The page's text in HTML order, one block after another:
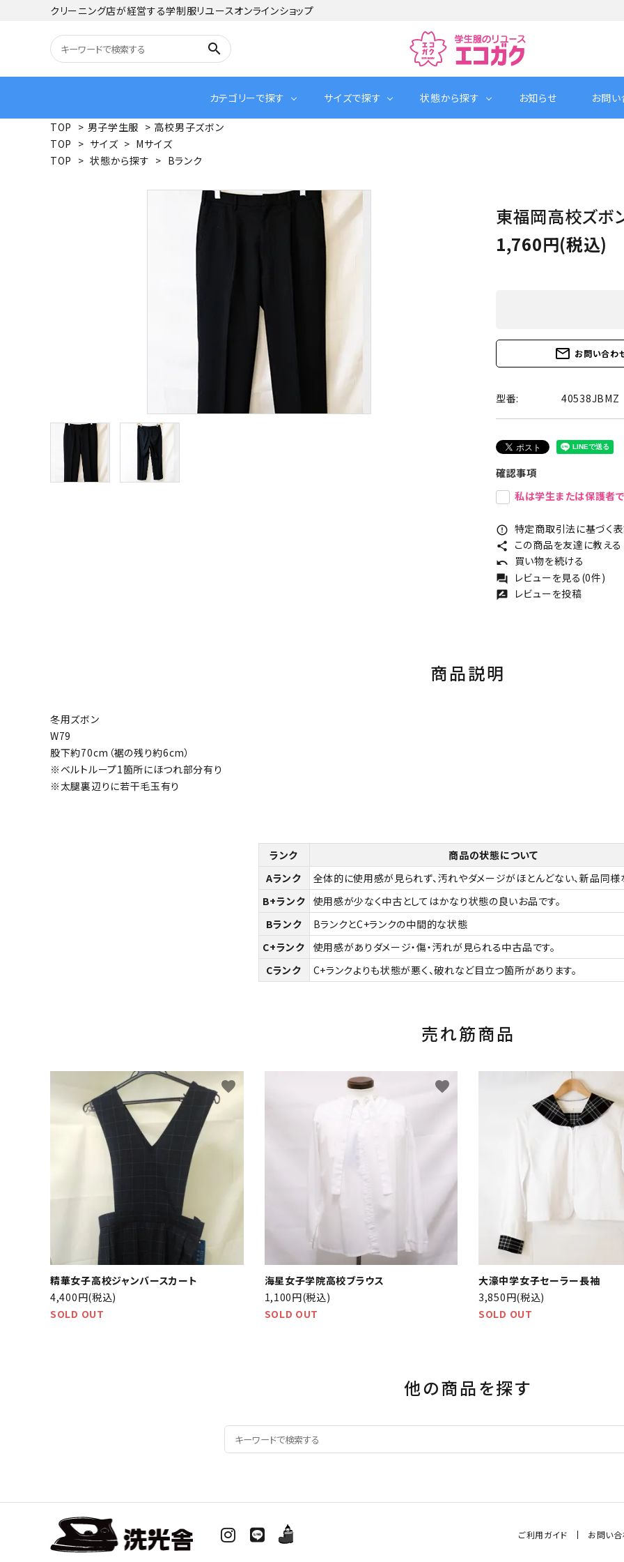
クリーニング店が経営する学制服リユースオンラインショップ
search
カテゴリーで探す サイズで探す 状態から探す お知らせ お問
TOP > 男子学生服 > 高校男子ズボン
TOP > サイズ > Mサイズ
TOP > 状態から探す > Bランク
東福岡高校ズボン
1,760円(税込)
mail_outline お問い合わ
型番: 40538JBMZ
確認事項
私は学生または保護者で
error_outline 特定商取引法に基づく
share この商品を友達に教える
undo 買い物を続ける
forum レビューを見る(0件)
rate_review レビューを投稿
商品説明
冬用ズボン
W79
股下約70cm（裾の残り約6cm）
※ベルトループ1箇所にほつれ部分有り
※太腿裏辺りに若干毛玉有り
ランク
商品の状態について
Aランク
全体的に使用感が見られず、汚れやダメージがほとんどない、新品同様
B+ランク 使用感が少なく中古としてはかなり状態の良いお品です。
Bランク
BランクとC+ランクの中間的な状態
C+ランク
使用感がありダメージ・傷・汚れが見られる中古品です。
Cランク
C+ランクよりも状態が悪く、破れなど目立つ箇所があります。
売れ筋商品
精華女子高校ジャンバースカート
4,400円(税込)
SOLD OUT
favorite
海星女子学院高校ブラウス
1,100円(税込)
SOLD OUT
favorite
大濠中学女子セーラー長袖
3,850円(税込)
SOLD OUT
他の商品を探す
ご利用ガイド お問い